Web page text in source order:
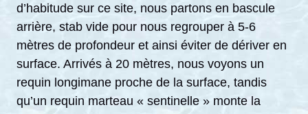
d’habitude sur ce site, nous partons en bascule
arrière, stab vide pour nous regrouper à 5-6
mètres de profondeur et ainsi éviter de dériver en
surface. Arrivés à 20 mètres, nous voyons un
requin longimane proche de la surface, tandis
qu’un requin marteau « sentinelle » monte la